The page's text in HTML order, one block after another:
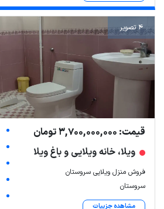
4 تصویر
قیمت: 3,700,000,000 تومان
ویلا، خانه ویلایی و باغ ویلا
فروش منزل ویلایی سروستان
سروستان
مشاهده جزییات